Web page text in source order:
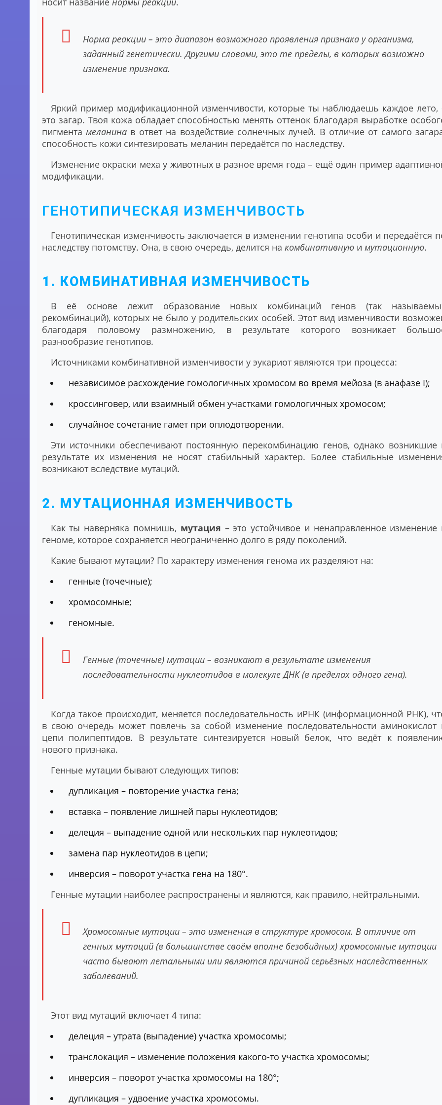
Норма реакции – это диапазон возможного проявления признака у организма,
заданный генетически. Другими словами, это те пределы, в которых возможно
изменение признака.
Яркий пример модификационной изменчивости, которые ты наблюдаешь каждое лето,
это загар. Твоя кожа обладает способностью менять оттенок благодаря выработке
пигментамеланина в ответ на воздействие солнечных лучей. В отличие от самого
способность кожи синтезировать меланин передаётся по наследству.
Изменение окраски меха у животных в разное время года – ещё один пример
модификации.
ГЕНОТИПИЧЕСКАЯ ИЗМЕНЧИВОСТЬ
Генотипическая изменчивость заключается в изменении генотипа особи и передаётся
наследству потомству. Она, в свою очередь, делится на комбинативную и мутационную.
1. КОМБИНАТИВНАЯ ИЗМЕНЧИВОСТЬ
В её основе лежит образование новых комбинаций генов (так
рекомбинаций), которых не было у родительских особей. Этот вид изменчивости
благодаря половому размножению, в результате которого возникает
разнообразие генотипов.
Источниками комбинативной изменчивости у эукариот являются три процесса:
независимое расхождение гомологичных хромосом во время мейоза (в анафазе I);
кроссинговер, или взаимный обмен участками гомологичных хромосом;
случайное сочетание гамет при оплодотворении.
Эти источники обеспечивают постоянную перекомбинацию генов, однако возникшие
результате их изменения не носят стабильный характер. Более стабильные
возникают вследствие мутаций.
2. МУТАЦИОННАЯ ИЗМЕНЧИВОСТЬ
Как ты наверняка помнишь, мутация – это устойчивое и ненаправленное изменение
геноме, которое сохраняется неограниченно долго в ряду поколений.
Какие бывают мутации? По характеру изменения генома их разделяют на:
генные (точечные);
хромосомные;
геномные.
Генные (точечные) мутации – возникают в результате изменения
последовательности нуклеотидов в молекуле ДНК (в пределах одного гена).
Когда такое происходит, меняется последовательность иРНК (информационной РНК),
в свою очередь может повлечь за собой изменение последовательности аминокислот
цепи полипептидов. В результате синтезируется новый белок, что ведёт к
нового признака.
Генные мутации бывают следующих типов:
дупликация – повторение участка гена;
вставка – появление лишней пары нуклеотидов;
делеция – выпадение одной или нескольких пар нуклеотидов;
замена пар нуклеотидов в цепи;
инверсия – поворот участка гена на 180°.
Генные мутации наиболее распространены и являются, как правило, нейтральными.
Хромосомные мутации – это изменения в структуре хромосом. В отличие от
генных мутаций (в большинстве своём вполне безобидных) хромосомные мутации
часто бывают летальными или являются причиной серьёзных наследственных
заболеваний.
Этот вид мутаций включает 4 типа:
делеция – утрата (выпадение) участка хромосомы;
транслокация – изменение положения какого-то участка хромосомы;
инверсия – поворот участка хромосомы на 180°;
дупликация – удвоение участка хромосомы.